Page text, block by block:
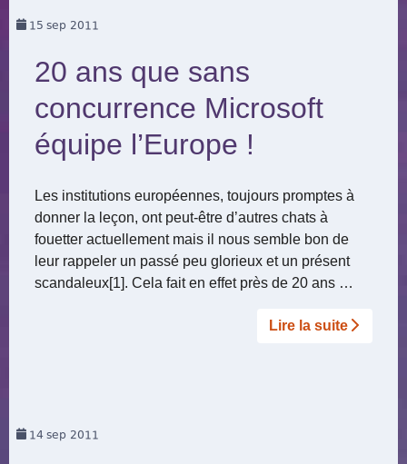
15 sep 2011
20 ans que sans
concurrence Microsoft
équipe l’Europe !
Les institutions européennes, toujours promptes à
donner la leçon, ont peut-être d’autres chats à
fouetter actuellement mais il nous semble bon de
leur rappeler un passé peu glorieux et un présent
scandaleux[1]. Cela fait en effet près de 20 ans …
Lire la suite­­
14sep 2011